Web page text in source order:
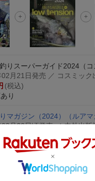
る！
紹介キャンペーンの拡散で
りスーパーガイド2024 （
月21日発売 ／ コスミック
(税込)
り
マガジン（2024）
（ルアマ
月22日頃発売／ 内外出版
(税込)
あり
（2024）（別冊つり人）
03月29日頃発売
／ つり人社